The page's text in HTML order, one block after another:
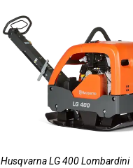
Husqvarna LG 400 Lombardini